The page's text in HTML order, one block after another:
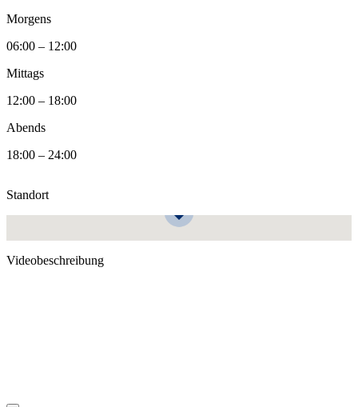
Morgens
06:00 – 12:00
Mittags
12:00 – 18:00
Abends
18:00 – 24:00
Standort
Videobeschreibung